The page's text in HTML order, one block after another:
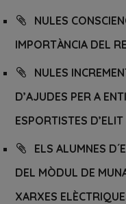
NULES
IMPORTÀNCIA DEL
NULES
D’AJUDES PER A
ESPORTISTES D’ELIT
ELS ALUMNES
DEL MÒDUL DE
XARXES